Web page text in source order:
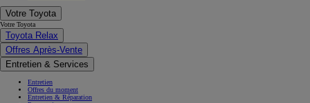
Votre Toyota
Votre Toyota
Toyota Relax
Offres Après-Vente
Entretien & Services
Entretien
Offres du moment
Entretien & Réparation